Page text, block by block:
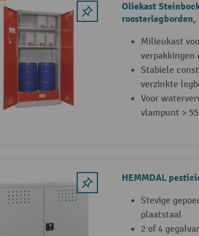
Oliekast
Milieukast
verpakkingen
Stabiele
verzinkte
Voor
vlampunt >
HEMMDAL
Stevige
plaatstaal
2 of 4